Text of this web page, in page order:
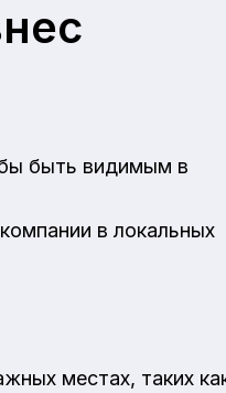
быть видимым в
в локальных
местах, таких